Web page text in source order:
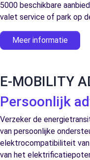
5000 beschikbare
valet service of park op
Meer informatie
E-MOBILITY
Persoonlijk
Verzeker de
van persoonlijke
elektrocompatibiliteit van
van het